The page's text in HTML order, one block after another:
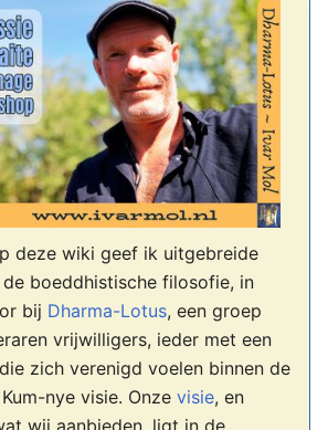
deze wiki geef ik uitgebreide
boeddhistische filosofie, in
bij Dharma-Lotus, een groep
vrijwilligers, ieder met een
zich verenigd voelen binnen de
nye visie. Onze visie, en
wij aanbieden, ligt in de